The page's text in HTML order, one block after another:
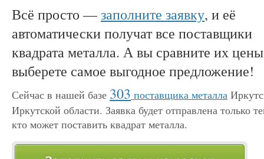
Всё просто —заполните заявку, и её
автоматически получат все поставщики
квадрата металла. А вы сравните их
выберете самое выгодное предложение!
Сейчас в нашей базе 303 поставщика металла
Иркутской области. Заявка будет отправлена только
кто может поставить квадрат металла.